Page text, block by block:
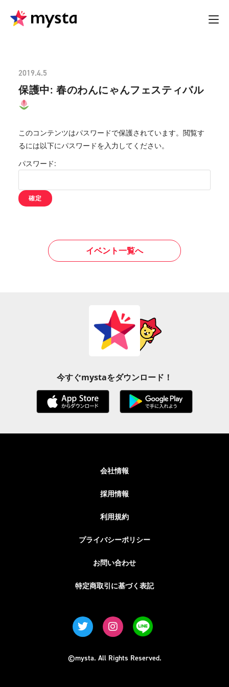
2019.4.5
保護中: 春のわんにゃんフェスティバル
このコンテンツはパスワードで保護されています。閲覧す
るには以下にパスワードを入力してください。
パスワード:
イベント一覧へ
今すぐmystaをダウンロード！
会社情報
採用情報
利用規約
プライバシーポリシー
お問い合わせ
特定商取引に基づく表記
©mysta. All Rights Reserved.